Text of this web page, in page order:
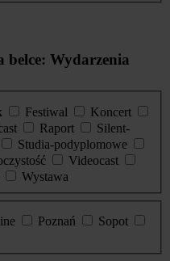
Wydarzenia
Festiwal
Koncert
Raport
Silent-
Studia-podyplomowe
Videocast
Wystawa
Poznań
Sopot